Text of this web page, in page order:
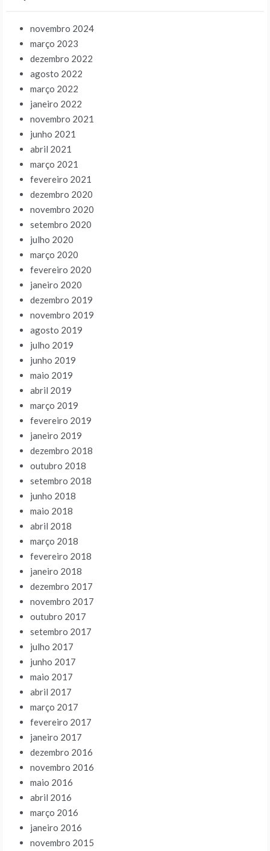
novembro 2024
março 2023
dezembro 2022
agosto 2022
março 2022
janeiro 2022
novembro 2021
junho 2021
abril 2021
março 2021
fevereiro 2021
dezembro 2020
novembro 2020
setembro 2020
julho 2020
março 2020
fevereiro 2020
janeiro 2020
dezembro 2019
novembro 2019
agosto 2019
julho 2019
junho 2019
maio 2019
abril 2019
março 2019
fevereiro 2019
janeiro 2019
dezembro 2018
outubro 2018
setembro 2018
junho 2018
maio 2018
abril 2018
março 2018
fevereiro 2018
janeiro 2018
dezembro 2017
novembro 2017
outubro 2017
setembro 2017
julho 2017
junho 2017
maio 2017
abril 2017
março 2017
fevereiro 2017
janeiro 2017
dezembro 2016
novembro 2016
maio 2016
abril 2016
março 2016
janeiro 2016
novembro 2015